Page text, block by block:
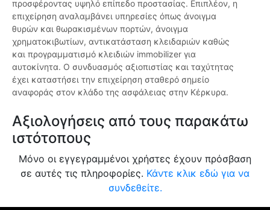
προσφέροντας υψηλό επίπεδο προστασίας. Επιπλέον, η
επιχείρηση αναλαμβάνει υπηρεσίες όπως άνοιγμα
θυρών και θωρακισμένων πορτών, άνοιγμα
χρηματοκιβωτίων, αντικατάσταση κλειδαριών καθώς
και προγραμματισμό κλειδιών immobilizer για
αυτοκίνητα. Ο συνδυασμός αξιοπιστίας και ταχύτητας
έχει καταστήσει την επιχείρηση σταθερό σημείο
αναφοράς στον κλάδο της ασφάλειας στην Κέρκυρα.
Αξιολογήσεις από τους παρακάτω
ιστότοπους
Μόνο οι εγγεγραμμένοι χρήστες έχουν πρόσβαση
σε αυτές τις πληροφορίες. Κάντε κλικ εδώ για να
συνδεθείτε.